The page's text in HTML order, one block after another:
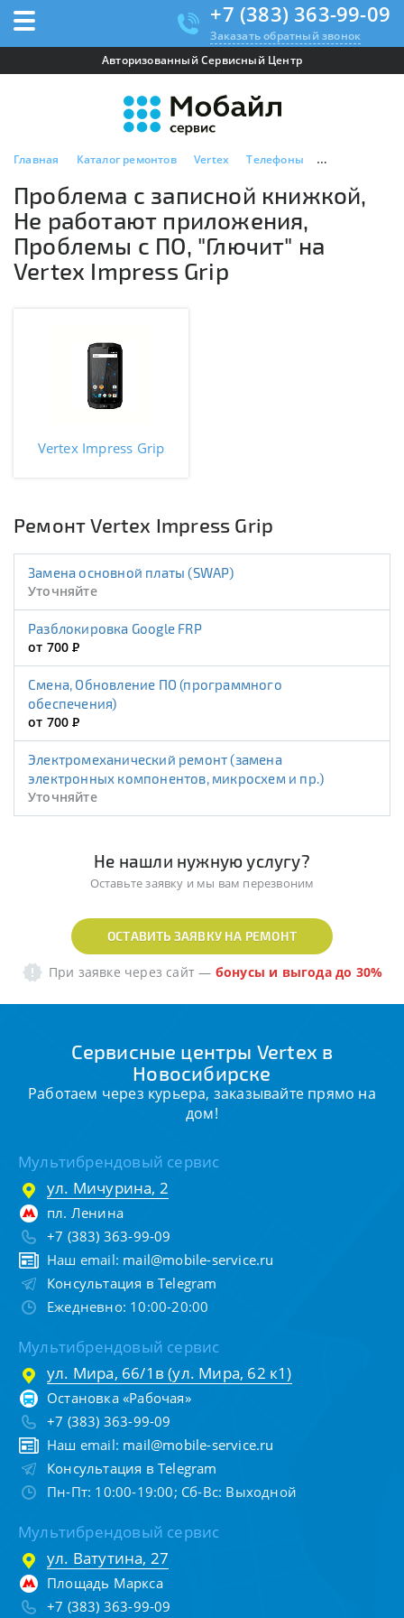
+7 (383) 363-99-09
Заказать обратный звонок
Авторизованный Сервисный Центр
Главная Каталог ремонтов Vertex Телефоны Vertex
Проблема с записной книжкой,
Не работают приложения,
Проблемы с ПО, "Глючит" на
Vertex Impress Grip
Vertex Impress Grip
Ремонт Vertex Impress Grip
Замена основной платы (SWAP)
Уточняйте
Разблокировка Google FRP
от 700Р
Смена, Обновление ПО (программного
обеспечения)
от 700Р
Электромеханический ремонт (замена
электронных компонентов, микросхем и пр.)
Уточняйте
Не нашли нужную услугу?
Оставьте заявку и мы вам перезвоним
ОСТАВИТЬ ЗАЯВКУ НА РЕМОНТ
При заявке через сайт — бонусы и выгода до 30%
Сервисные центры Vertex в
Новосибирске
Работаем через курьера, заказывайте прямо на
дом!
Мультибрендовый сервис
ул. Мичурина, 2
пл. Ленина
+7 (383) 363-99-09
Наш email: mail@mobile-service.ru
Консультация в Telegram
Ежедневно: 10:00-20:00
Мультибрендовый сервис
ул. Мира, 66/1в (ул. Мира, 62 к1)
Остановка «Рабочая»
+7 (383) 363-99-09
Наш email: mail@mobile-service.ru
Консультация в Telegram
Пн-Пт: 10:00-19:00; Сб-Вс: Выходной
Мультибрендовый сервис
ул. Ватутина, 27
Площадь Маркса
+7 (383) 363-99-09